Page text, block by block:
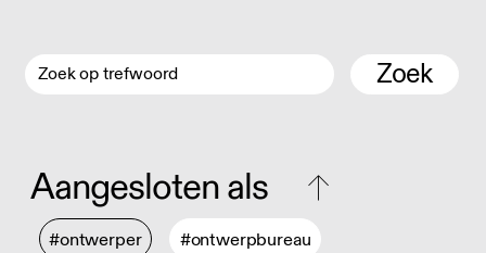
Zoek
Aangesloten als
#ontwerper #ontwerpbureau